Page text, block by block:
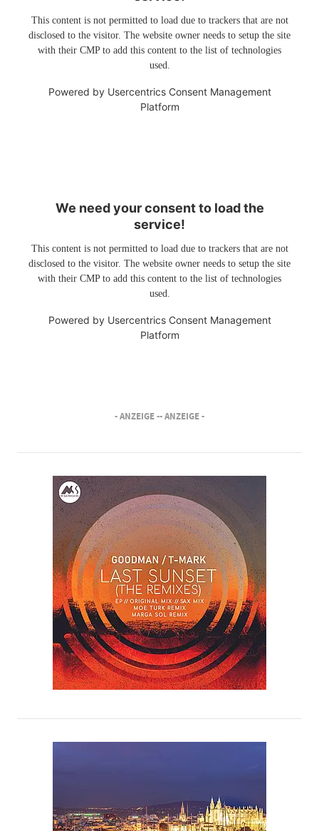
This content is not permitted to load due to trackers that are not
disclosed to the visitor. The website owner needs to setup the site
with their CMP to add this content to the list of technologies
used.
Powered by Usercentrics Consent Management
Platform
We need your consent to load the
service!
This content is not permitted to load due to trackers that are not
disclosed to the visitor. The website owner needs to setup the site
with their CMP to add this content to the list of technologies
used.
Powered by Usercentrics Consent Management
Platform
- ANZEIGE -- ANZEIGE -